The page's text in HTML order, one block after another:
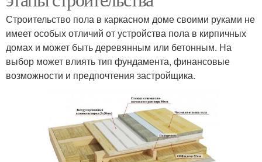
Строительство пола в каркасном доме своими руками не
имеет особых отличий от устройства пола в кирпичных
домах и может быть деревянным или бетонным. На
выбор может влиять тип фундамента, финансовые
возможности и предпочтения застройщика.